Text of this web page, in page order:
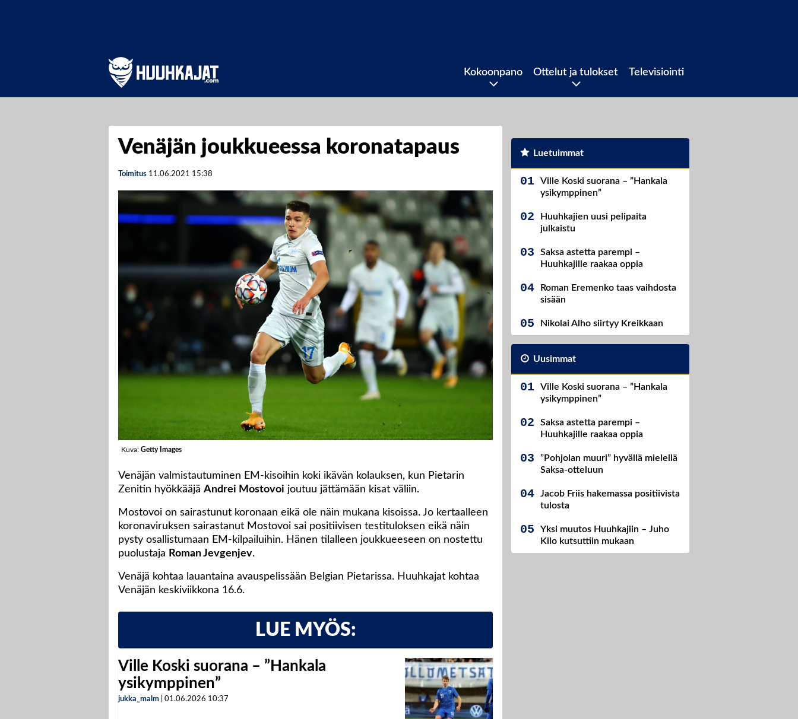
Kokoonpano Ottelut ja tulokset Televisiointi
Venäjän joukkueessa koronatapaus
Toimitus 11.06.2021 15:38
Kuva: Getty Images
Venäjän valmistautuminen EM-kisoihin koki ikävän kolauksen, kun Pietarin
Zenitin hyökkääjä Andrei Mostovoi joutuu jättämään kisat väliin.
Mostovoi on sairastunut koronaan eikä ole näin mukana kisoissa. Jo kertaalleen
koronaviruksen sairastanut Mostovoi sai positiivisen testituloksen eikä näin
pysty osallistumaan EM-kilpailuihin. Hänen tilalleen joukkueeseen on nostettu
puolustaja Roman Jevgenjev.
Venäjä kohtaa lauantaina avauspelissään Belgian Pietarissa. Huuhkajat kohtaa
Venäjän keskiviikkona 16.6.
LUE MYÖS:
Ville Koski suorana – ”Hankala
ysikymppinen”
jukka_malm 01.06.2026 10:37
Luetuimmat
Ville Koski suorana – ”Hankala
ysikymppinen”
Huuhkajien uusi pelipaita
julkaistu
Saksa astetta parempi –
Huuhkajille raakaa oppia
Roman Eremenko taas vaihdosta
sisään
Nikolai Alho siirtyy Kreikkaan
Uusimmat
Ville Koski suorana – ”Hankala
ysikymppinen”
Saksa astetta parempi –
Huuhkajille raakaa oppia
”Pohjolan muuri” hyvällä mielellä
Saksa-otteluun
Jacob Friis hakemassa positiivista
tulosta
Yksi muutos Huuhkajiin – Juho
Kilo kutsuttiin mukaan